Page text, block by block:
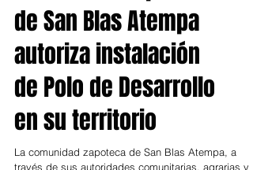
Comunidad zapoteca
de San Blas Atempa
autoriza instalación
de Polo de Desarrollo
en su territorio